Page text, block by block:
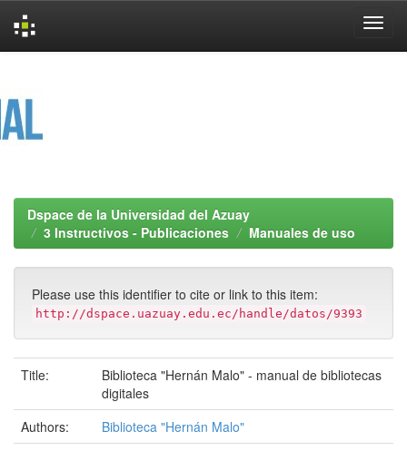
Dspace de la Universidad del Azuay
3 Instructivos - Publicaciones
Manuales de uso
Please use this identifier to cite or link to this item:
http://dspace.uazuay.edu.ec/handle/datos/9393
Title:
Biblioteca "Hernán Malo" - manual de bibliotecas
digitales
Authors:
Biblioteca "Hernán Malo"